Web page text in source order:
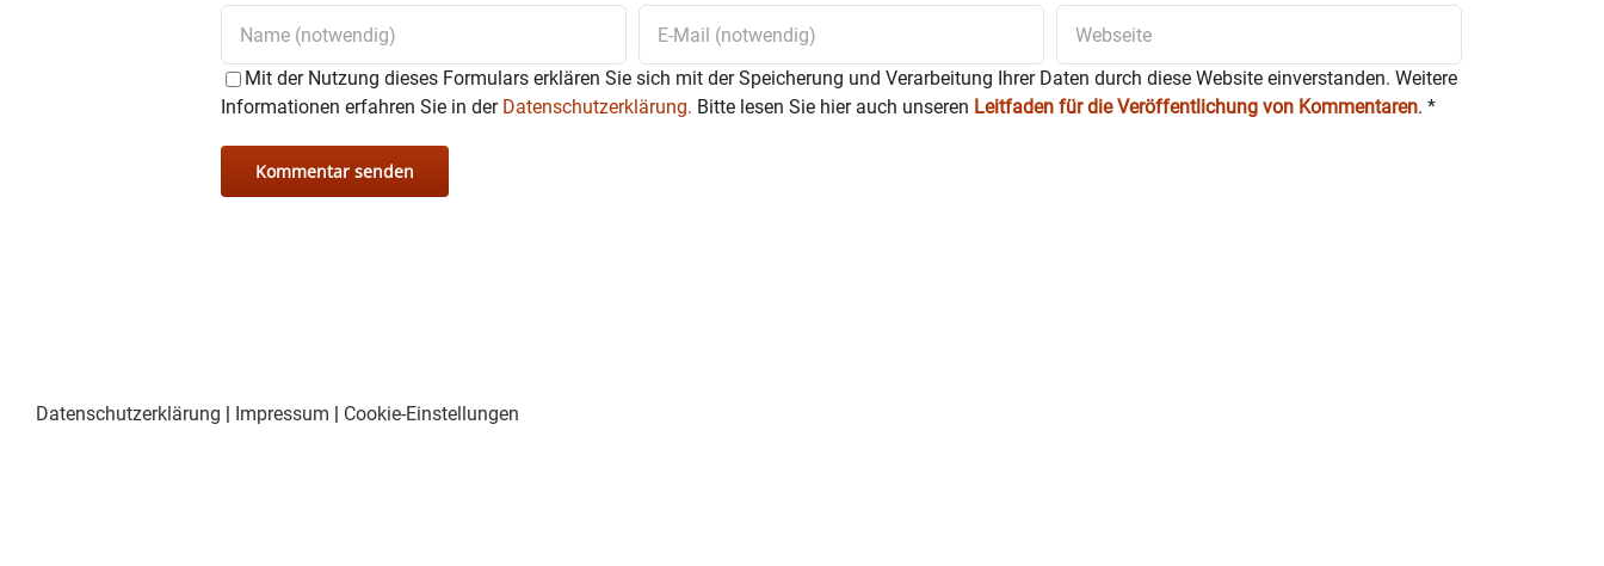
Mit der Nutzung dieses Formulars erklären Sie sich mit der Speicherung und Verarbeitung Ihrer Daten durch diese Website einverstanden. Weitere
Informationen erfahren Sie in der Datenschutzerklärung. Bitte lesen Sie hier auch unseren Leitfaden für die Veröffentlichung von Kommentaren. *
Datenschutzerklärung | Impressum | Cookie-Einstellungen